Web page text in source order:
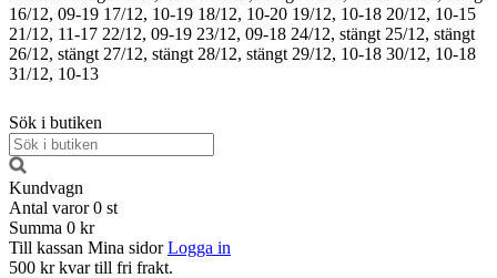
16/12, 09-19 17/12, 10-19 18/12, 10-20 19/12, 10-18 20/12, 10-15
21/12, 11-17 22/12, 09-19 23/12, 09-18 24/12, stängt 25/12, stängt
26/12, stängt 27/12, stängt 28/12, stängt 29/12, 10-18 30/12, 10-18
31/12, 10-13
Sök i butiken
Kundvagn
Antal varor 0 st
Summa 0 kr
Till kassan Mina sidor Logga in
500 kr kvar till fri frakt.